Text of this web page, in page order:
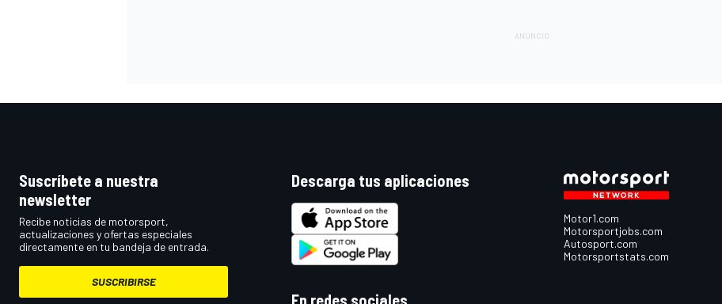
Suscríbete a nuestra
newsletter
Recibe noticias de motorsport,
actualizaciones y ofertas especiales
directamente en tu bandeja de entrada.
SUSCRIBIRSE
Descarga tus aplicaciones
En redes sociales
Motor1.com
Motorsportjobs.com
Autosport.com
Motorsportstats.com